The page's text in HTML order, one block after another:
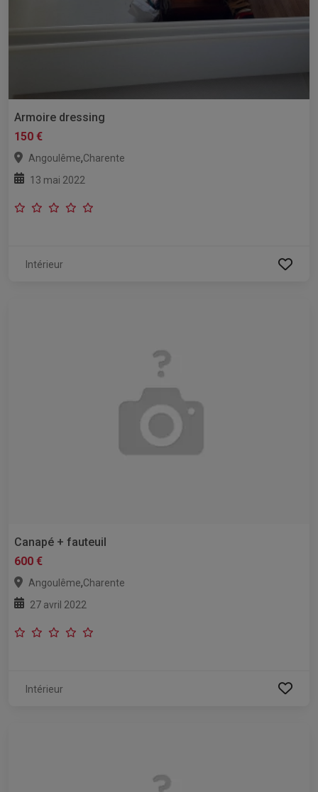
Armoire dressing
150 €
Angoulême,Charente
13 mai 2022
Intérieur
Canapé + fauteuil
600 €
Angoulême,Charente
27 avril 2022
Intérieur